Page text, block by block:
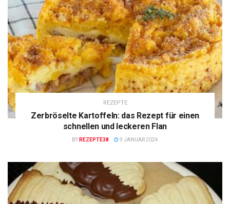
REZEPTE
Zerbröselte Kartoffeln: das Rezept für einen
schnellen und leckeren Flan
BY REZEPTE38 9 JANUAR 2024